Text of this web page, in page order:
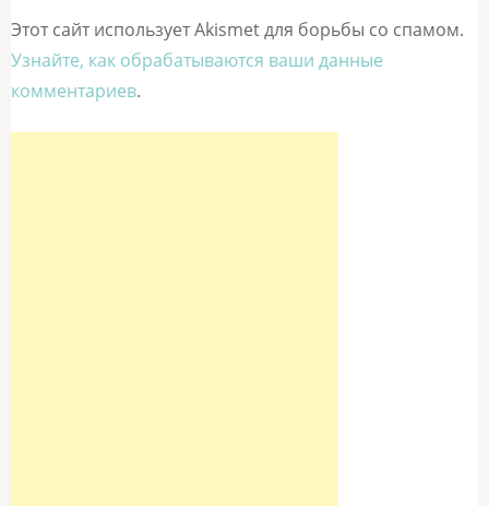
Этот сайт использует Akismet для борьбы со спамом.
Узнайте, как обрабатываются ваши данные
комментариев.